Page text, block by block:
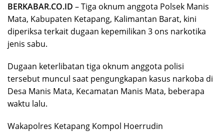
BERKABAR.CO.ID – Tiga oknum anggota Polsek Manis
Mata, Kabupaten Ketapang, Kalimantan Barat, kini
diperiksa terkait dugaan kepemilikan 3 ons narkotika
jenis sabu.
Dugaan keterlibatan tiga oknum anggota polisi
tersebut muncul saat pengungkapan kasus narkoba di
Desa Manis Mata, Kecamatan Manis Mata, beberapa
waktu lalu.
Wakapolres Ketapang Kompol Hoerrudin